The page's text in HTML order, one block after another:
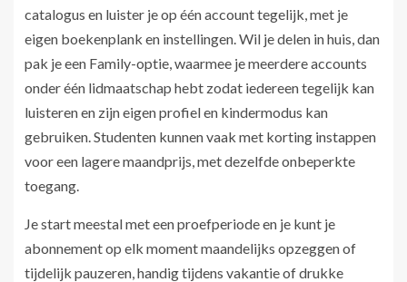
catalogus en luister je op één account tegelijk, met je
eigen boekenplank en instellingen. Wil je delen in huis, dan
pak je een Family-optie, waarmee je meerdere accounts
onder één lidmaatschap hebt zodat iedereen tegelijk kan
luisteren en zijn eigen profiel en kindermodus kan
gebruiken. Studenten kunnen vaak met korting instappen
voor een lagere maandprijs, met dezelfde onbeperkte
toegang.
Je start meestal met een proefperiode en je kunt je
abonnement op elk moment maandelijks opzeggen of
tijdelijk pauzeren, handig tijdens vakantie of drukke